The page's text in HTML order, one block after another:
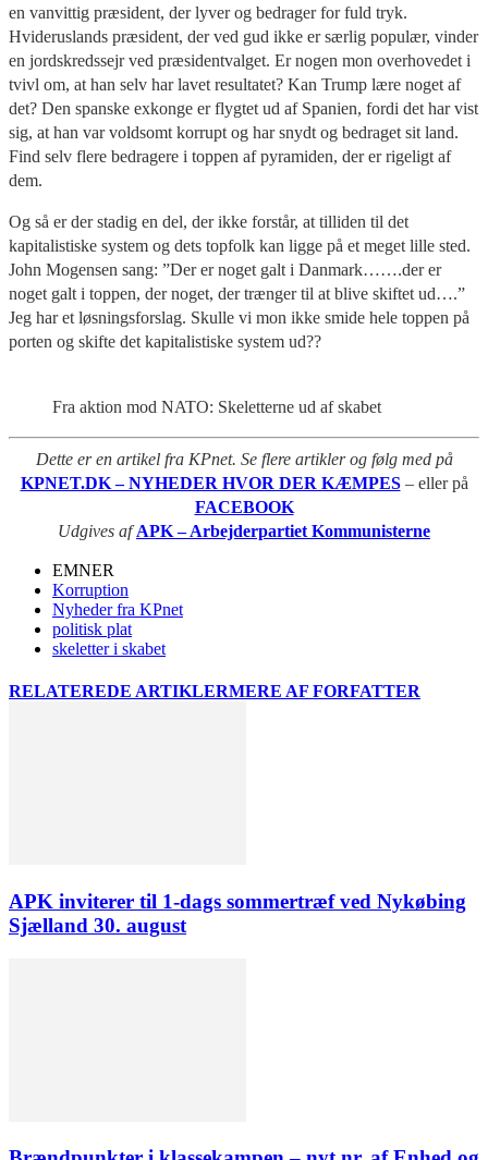
en vanvittig præsident, der lyver og bedrager for fuld tryk.
Hvideruslands præsident, der ved gud ikke er særlig populær, vinder
en jordskredssejr ved præsidentvalget. Er nogen mon overhovedet i
tvivl om, at han selv har lavet resultatet? Kan Trump lære noget af
det? Den spanske exkonge er flygtet ud af Spanien, fordi det har vist
sig, at han var voldsomt korrupt og har snydt og bedraget sit land.
Find selv flere bedragere i toppen af pyramiden, der er rigeligt af
dem.
Og så er der stadig en del, der ikke forstår, at tilliden til det
kapitalistiske system og dets topfolk kan ligge på et meget lille sted.
John Mogensen sang: ”Der er noget galt i Danmark…….der er
noget galt i toppen, der noget, der trænger til at blive skiftet ud….”
Jeg har et løsningsforslag. Skulle vi mon ikke smide hele toppen på
porten og skifte det kapitalistiske system ud??
Fra aktion mod NATO: Skeletterne ud af skabet
Dette er en artikel fra KPnet. Se flere artikler og følg med på
KPNET.DK – NYHEDER HVOR DER KÆMPES – eller på
FACEBOOK
Udgives afAPK – Arbejderpartiet Kommunisterne
EMNER
Korruption
Nyheder fra KPnet
politisk plat
skeletter i skabet
RELATEREDE ARTIKLERMERE AF FORFATTER
APK inviterer til 1-dags sommertræf ved Nykøbing
Sjælland 30. august